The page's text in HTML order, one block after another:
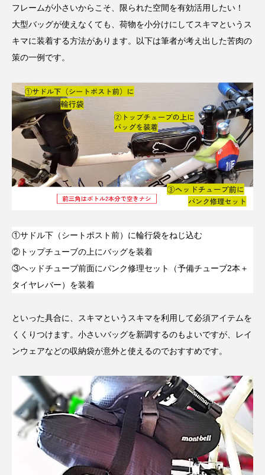
フレームが小さいからこそ、限られた空間を有効活用したい！
大型バッグが使えなくても、荷物を小分けにしてスキマというス
キマに装着する方法があります。以下は筆者が考え出した苦肉の
策の一例です。
①サドル下（シートポスト前）に輪行袋をねじ込む
②トップチューブの上にバッグを装着
③ヘッドチューブ前面にパンク修理セット（予備チューブ2本＋
タイヤレバー）を装着
といった具合に、スキマというスキマを利用して必須アイテムを
くくりつけます。小さいバッグを新調するのもよいですが、レイ
ンウェアなどの収納袋が意外と使えるのでおすすめです。